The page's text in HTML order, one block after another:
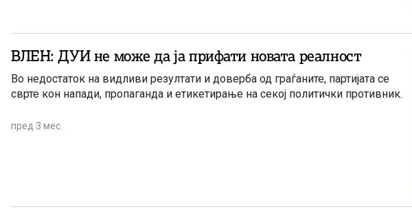
ВЛЕН: ДУИ не може да ја прифати новата реалност
Во недостаток на видливи резултати и доверба од граѓаните, партијата се
сврте кон напади, пропаганда и етикетирање на секој политички противник.
пред 3 мес.